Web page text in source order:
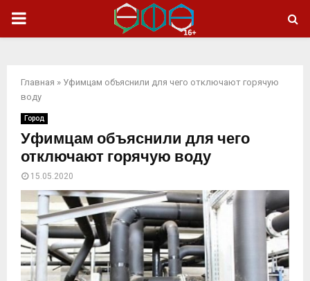
ОСНОВНОЕ
Главная » Уфимцам объяснили для чего отключают горячую
воду
Город
Уфимцам объяснили для чего
отключают горячую воду
15.05.2020